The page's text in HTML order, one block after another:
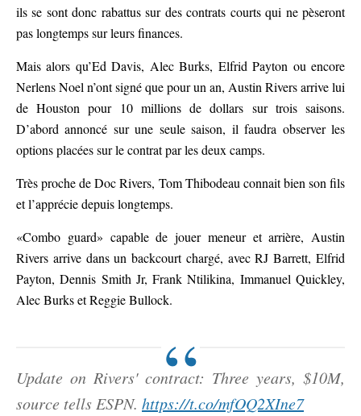
ils se sont donc rabattus sur des contrats courts qui ne pèseront
pas longtemps sur leurs finances.
Mais alors qu’Ed Davis, Alec Burks, Elfrid Payton ou encore
Nerlens Noel n’ont signé que pour un an, Austin Rivers arrive lui
de Houston pour 10 millions de dollars sur trois saisons.
D’abord annoncé sur une seule saison, il faudra observer les
options placées sur le contrat par les deux camps.
Très proche de Doc Rivers, Tom Thibodeau connait bien son fils
et l’apprécie depuis longtemps.
«Combo guard» capable de jouer meneur et arrière, Austin
Rivers arrive dans un backcourt chargé, avec RJ Barrett, Elfrid
Payton, Dennis Smith Jr, Frank Ntilikina, Immanuel Quickley,
Alec Burks et Reggie Bullock.
Update on Rivers' contract: Three years, $10M,
source tells ESPN. https://t.co/mfOQ2XIne7